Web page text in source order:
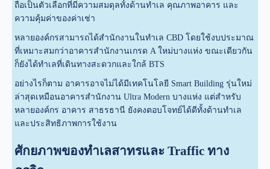
ถือเป็นตัวเลือกที่มีความสมดุลทั้งด้านทำเล คุณภาพอาคาร และ
ความคุ้มค่าของค่าเช่า
หลายองค์กรสามารถได้สำนักงานในทำเล CBD โดยใช้งบประมาณ
ที่เหมาะสมกว่าอาคารสำนักงานเกรด A ใหม่บางแห่ง ขณะเดียวกัน
ก็ยังได้ทำเลที่เดินทางสะดวกและใกล้ BTS
อย่างไรก็ตาม อาคารอาจไม่ได้มีเทคโนโลยี Smart Building รุ่นใหม่
ล่าสุดเหมือนอาคารสำนักงาน Ultra Modern บางแห่ง แต่สำหรับ
หลายองค์กร อาคาร สาธรธานี ยังคงตอบโจทย์ได้ดีทั้งด้านทำเล
และประสิทธิภาพการใช้งาน
ศักยภาพของทำเลสาทรและ Traffic ทาง